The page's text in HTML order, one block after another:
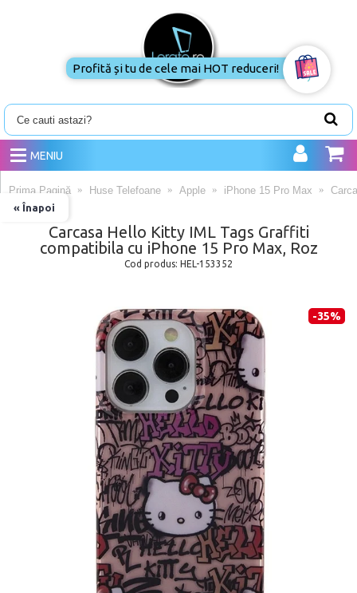
MENIU
« Înapoi
Prima Pagină Huse Telefoane Apple iPhone 15 Pro Max
Carcasa Hello Kitty IML Tags Graffiti
compatibila cu iPhone 15 Pro Max, Roz
Cod produs: HEL-153352
-35%
Profită și tu de cele mai HOT
reduceri!